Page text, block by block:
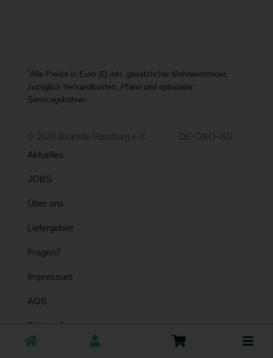
*Alle Preise in Euro (€) inkl. gesetzlicher Mehrwertsteuer,
zuzüglich Versandkosten, Pfand und optionaler
Servicegebühren.
© 2026 Biokiste Hamburg e.K. · DE-ÖKO-007
Aktuelles
JOBS
Über uns
Liefergebiet
Fragen?
Impressum
AGB
Datenschutz
Toggle